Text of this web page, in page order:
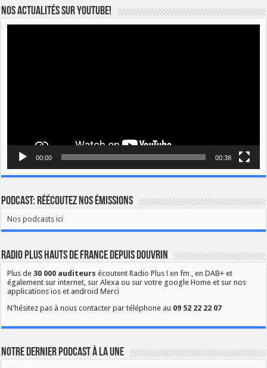
Nos actualités sur YOUTUBE!
00:00 00:38
Podcast: Réécoutez nos émissions
Nos podcasts ici
Radio Plus Hauts de France depuis Douvrin
Plus de30 000 auditeurs écoutent Radio Plus ! en fm , en DAB+ et
également sur internet, sur Alexa ou sur votre google Home et sur nos
applications ios et android Merci
N'hésitez pas à nous contacter par téléphone au 09 52 22 22 07
Notre dernier podcast à la une